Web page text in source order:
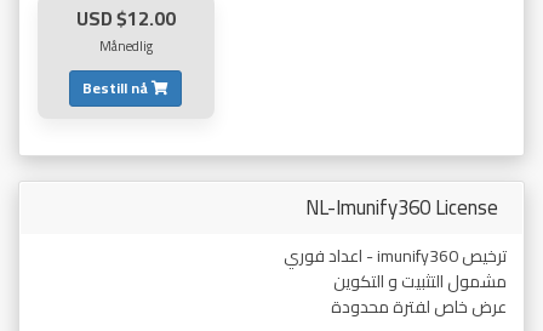
$12.00 USD
Månedlig
Bestill nå
NL-Imunify360 License
ترخيص imunify360 - اعداد فوري
مشمول التثبيت و التكوين
عرض خاص لفترة محدودة